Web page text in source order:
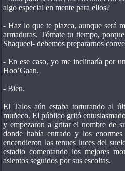
algo especial en mente para ellos?
- Haz lo que te plazca, aunque será
armaduras. Tómate tu tiempo,
Shaqueel- debemos prepararnos
- En ese caso, yo me inclinaría por
Hoo’Gaan.
- Bien.
El Talos aún estaba torturando al
muñeco. El público gritó
y empezaron a gritar el nombre de
donde había entrado y los
encendieron las tenues luces del
estadio comentando los mejores
asientos seguidos por sus escoltas.